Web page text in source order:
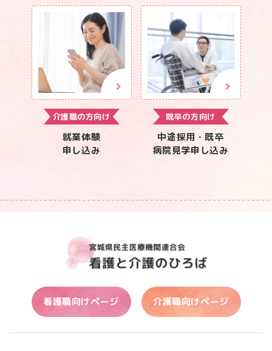
介護職の方向け
就業体験
申し込み
既卒の方向け
中途採用・既卒
病院見学申し込み
看護職向けページ 介護職向けページ